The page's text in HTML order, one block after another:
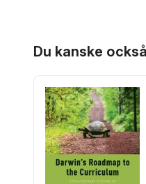
Du kanske